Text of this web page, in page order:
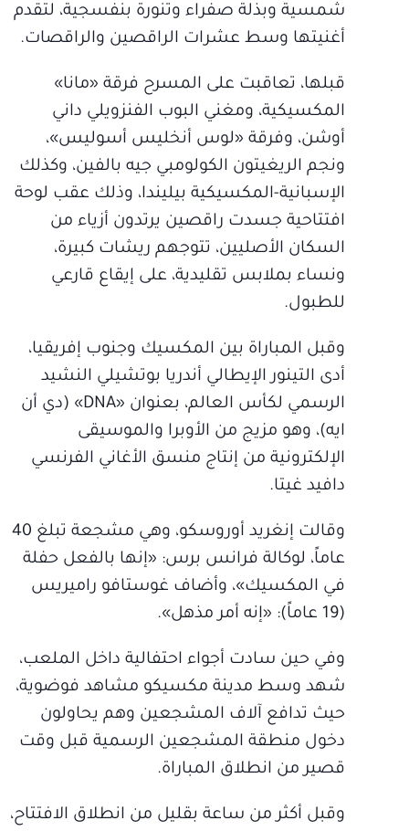
شمسية وبذلة صفراء وتنورة بنفسجية، لتقدم
أغنيتها وسط عشرات الراقصين والراقصات.
قبلها، تعاقبت على المسرح فرقة «مانا»
المكسيكية، ومغني البوب الفنزويلي داني
أوشن، وفرقة «لوس أنخليس أسوليس»،
ونجم الريغيتون الكولومبي جيه بالفين، وكذلك
الإسبانية-المكسيكية بيليندا، وذلك عقب لوحة
افتتاحية جسدت راقصين يرتدون أزياء من
السكان الأصليين، تتوجهم ريشات كبيرة،
ونساء بملابس تقليدية، على إيقاع قارعي
للطبول.
وقبل المباراة بين المكسيك وجنوب إفريقيا،
أدى التينور الإيطالي أندريا بوتشيلي النشيد
الرسمي لكأس العالم، بعنوان «DNA» (دي أن
ايه)، وهو مزيج من الأوبرا والموسيقى
الإلكترونية من إنتاج منسق الأغاني الفرنسي
دافيد غيتا.
وقالت إنغريد أوروسكو، وهي مشجعة تبلغ 40
عاماً، لوكالة فرانس برس: «إنها بالفعل حفلة
في المكسيك»، وأضاف غوستافو راميريس
(19 عاماً): «إنه أمر مذهل».
وفي حين سادت أجواء احتفالية داخل الملعب،
شهد وسط مدينة مكسيكو مشاهد فوضوية،
حيث تدافع آلاف المشجعين وهم يحاولون
دخول منطقة المشجعين الرسمية قبل وقت
قصير من انطلاق المباراة.
وقبل أكثر من ساعة بقليل من انطلاق الافتتاح،